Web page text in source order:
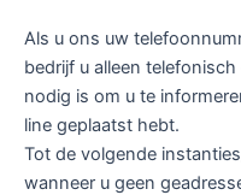
Als u ons uw
bedrijf u alleen
nodig is om u te
line geplaatst hebt.
Tot de volgende
wanneer u geen